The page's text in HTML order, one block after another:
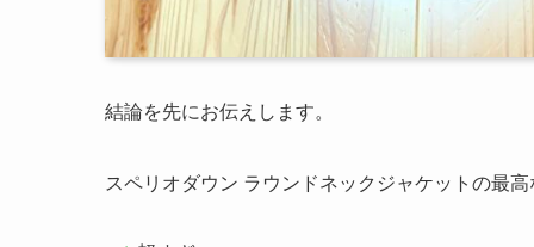
結論を先にお伝えします。
スペリオダウン ラウンドネックジャケットの最